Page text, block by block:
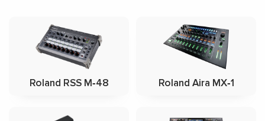
Roland RSS M‑48 Roland Aira MX‑1